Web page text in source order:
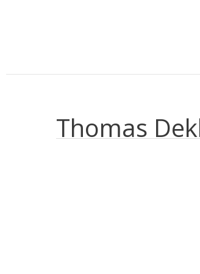
Thomas